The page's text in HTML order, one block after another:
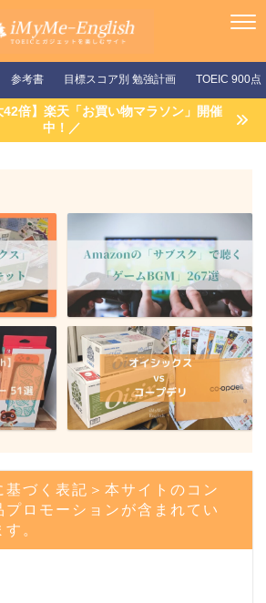
参考書 目標スコア別 勉強計画 TOEIC 900点
42倍】楽天「お買い物マラソン」開催
中！／
基づく表記＞本サイトのコン
プロモーションが含まれてい
。